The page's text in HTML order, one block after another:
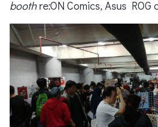
boothre:ON Comics, Asus ROG